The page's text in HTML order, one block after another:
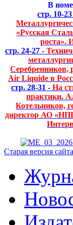
В
стр. 10-
«Русская
роста».
стр. 24-27 -
Серебренников,
Air Liquide в
стр. 28-31 - На
практики.
Котельников,
директор АО
Старая версия сайта